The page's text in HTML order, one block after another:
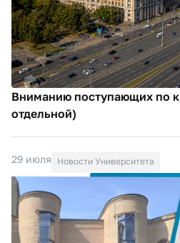
Вниманию поступающих по
отдельной)
29 июля Новости Университета